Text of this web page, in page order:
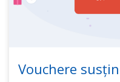
Vouchere